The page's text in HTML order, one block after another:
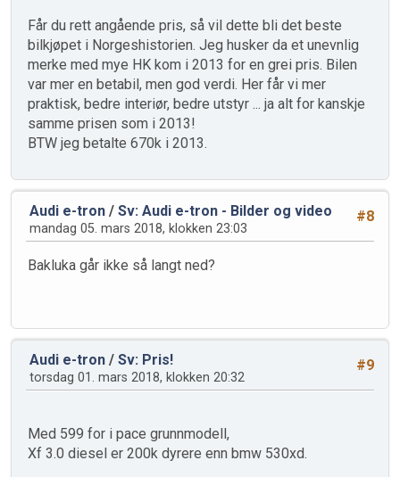
Får du rett angående pris, så vil dette bli det beste
bilkjøpet i Norgeshistorien. Jeg husker da et unevnlig
merke med mye HK kom i 2013 for en grei pris. Bilen
var mer en betabil, men god verdi. Her får vi mer
praktisk, bedre interiør, bedre utstyr ... ja alt for kanskje
samme prisen som i 2013!
BTW jeg betalte 670k i 2013.
#8
Audi e-tron / Sv: Audi e-tron - Bilder og video
mandag 05. mars 2018, klokken 23:03
Bakluka går ikke så langt ned?
#9
Audi e-tron / Sv: Pris!
torsdag 01. mars 2018, klokken 20:32
Med 599 for i pace grunnmodell,
Xf 3.0 diesel er 200k dyrere enn bmw 530xd.